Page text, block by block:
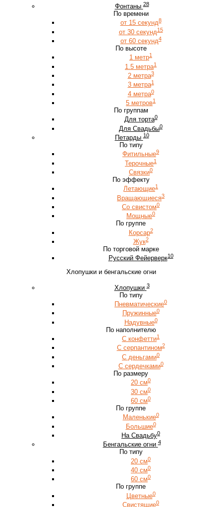
Фонтаны 28
По времени
от 15 секунд8
от 30 секунд15
от 60 секунд4
По высоте
1 метр1
1.5 метра1
2 метра3
3 метра1
4 метра0
5 метров1
По группам
Для торта0
Для Свадьбы0
Петарды 10
По типу
Фитильные9
Терочные1
Связки0
По эффекту
Летающие1
Вращающиеся3
Со свистом0
Мощные0
По группе
Корсар2
Жук2
По торговой марке
Русский Фейерверк10
Хлопушки и бенгальские огни
Хлопушки 3
По типу
Пневматические0
Пружинные0
Надувные0
По наполнителю
С конфетти1
С серпантином2
С деньгами0
С сердечками0
По размеру
20 см0
30 см0
60 см0
По группе
Маленькие0
Большие0
На Свадьбу0
Бенгальские огни 4
По типу
20 см0
40 см0
60 см0
По группе
Цветные0
Свистящие0